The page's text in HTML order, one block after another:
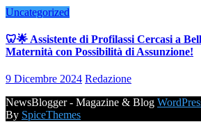
Uncategorized
🦷🌟 Assistente di Profilassi Cercasi a
Maternità con Possibilità di Assunzione!
9 Dicembre 2024 Redazione
NewsBlogger - Magazine & Blog
By SpiceThemes